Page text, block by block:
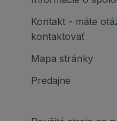
Kontakt - máte
kontaktovať
Mapa stránky
Predajne